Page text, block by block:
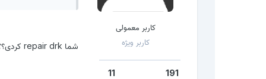
کاربر معمولی
کاربر ویژه
191
11
شما repair drk کردی؟؟؟